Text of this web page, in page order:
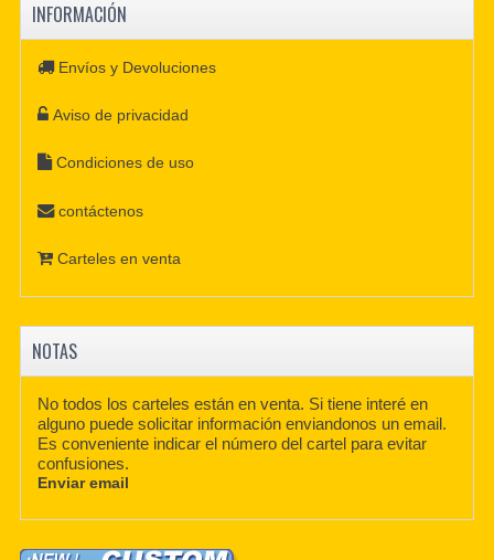
INFORMACIÓN
Envíos y Devoluciones
Aviso de privacidad
Condiciones de uso
contáctenos
Carteles en venta
NOTAS
No todos los carteles están en venta. Si tiene interé en
alguno puede solicitar información enviandonos un email.
Es conveniente indicar el número del cartel para evitar
confusiones.
Enviar email